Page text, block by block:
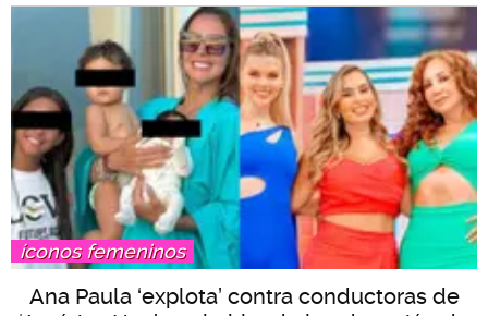
íconos femeninos
Ana Paula ‘explota’ contra conductoras de